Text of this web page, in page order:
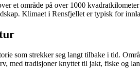
et område på over 1000
Klimaet i Rensfjellet er typisk for
som strekker seg langt tilbake i tid.
med tradisjoner knyttet til jakt, fiske og